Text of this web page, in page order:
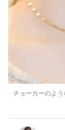
チョーカーのよ